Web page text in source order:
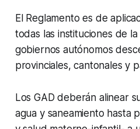
El Reglamento es de
todas las instituciones de
gobiernos autónomos
provinciales, cantonales y
Los GAD deberán alinear
agua y saneamiento hasta